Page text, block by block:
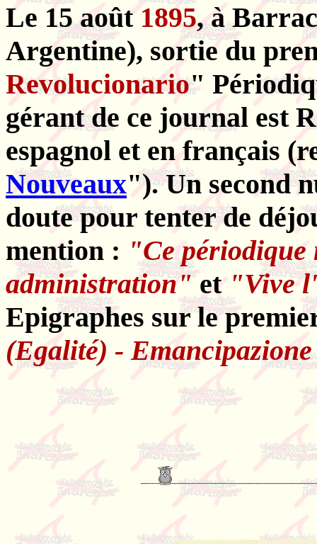
Le 15 août1895, à
Argentine), sortie du
Revolucionario"
gérant de ce journal est
espagnol et en français
Nouveaux"). Un second
doute pour tenter de
mention : "Ce
administration"et "Vive
Epigraphes sur le
(Egalité) -